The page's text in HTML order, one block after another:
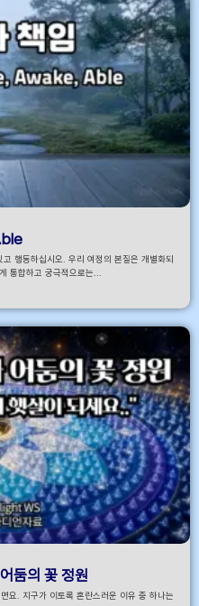
행동하십시오. 우리 여정의 본질은 개별화되
통합하고 궁극적으로는...
둠의 꽃 정원
요. 지구가 이토록 혼란스러운 이유 중 하나는